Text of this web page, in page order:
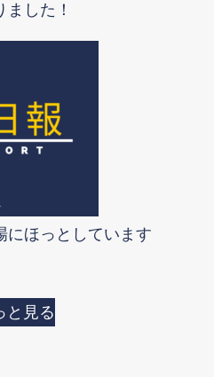
した！
にほっとしています
と見る